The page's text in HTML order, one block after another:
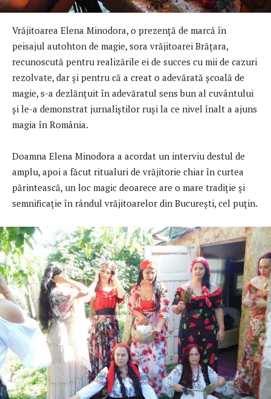
Vrăjitoarea Elena Minodora, o prezență de marcă în
peisajul autohton de magie, sora vrăjitoarei Brățara,
recunoscută pentru realizările ei de succes cu mii de cazuri
rezolvate, dar și pentru că a creat o adevărată școală de
magie, s-a dezlănțuit în adevăratul sens bun al cuvântului
și le-a demonstrat jurnaliștilor ruși la ce nivel înalt a ajuns
magia în România.
Doamna Elena Minodora a acordat un interviu destul de
amplu, apoi a făcut ritualuri de vrăjitorie chiar în curtea
părintească, un loc magic deoarece are o mare tradiție și
semnificație în rândul vrăjitoarelor din București, cel puțin.